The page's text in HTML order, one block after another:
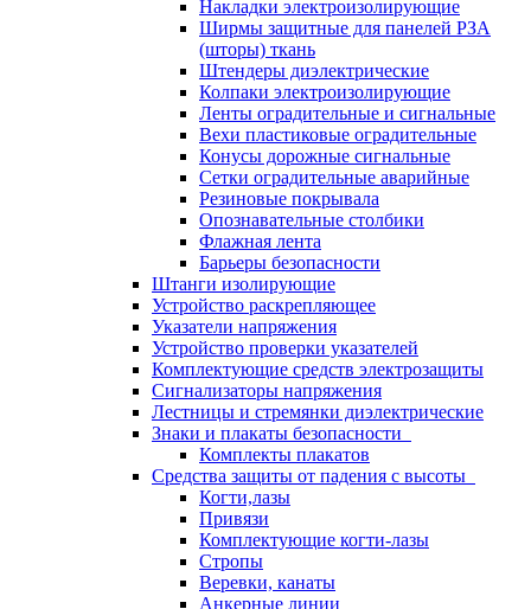
Накладки электроизолирующие
Ширмы защитные для панелей РЗА
(шторы) ткань
Штендеры диэлектрические
Колпаки электроизолирующие
Ленты оградительные и сигнальные
Вехи пластиковые оградительные
Конусы дорожные сигнальные
Сетки оградительные аварийные
Резиновые покрывала
Опознавательные столбики
Флажная лента
Барьеры безопасности
Штанги изолирующие
Устройство раскрепляющее
Указатели напряжения
Устройство проверки указателей
Комплектующие средств электрозащиты
Сигнализаторы напряжения
Лестницы и стремянки диэлектрические
Знаки и плакаты безопасности
Комплекты плакатов
Средства защиты от падения с высоты
Когти,лазы
Привязи
Комплектующие когти-лазы
Стропы
Веревки, канаты
Анкерные линии